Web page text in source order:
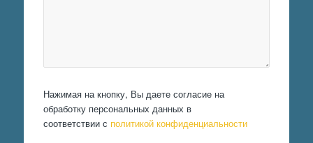
Нажимая на кнопку, Вы даете согласие на
обработку персональных данных в
соответствии с политикой конфиденциальности